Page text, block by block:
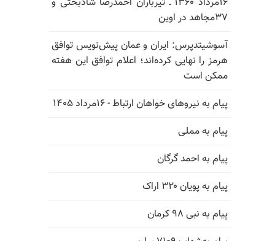
۳۷مجاهد در اوین
آسوشیتدپرس: ایران و عمان پیش‌نویس توافق
هرمز را نهایی کرده‌اند؛ اعلام توافق این هفته
ممکن است
پیام به نیروهای خواهان ارتباط - ۱۶مرداد ۱۴۰۵
پیام به مملی
پیام به احمد گرگان
پیام به پویان ۳۲۰ اراک
پیام به نبی ۹۸ کرمان